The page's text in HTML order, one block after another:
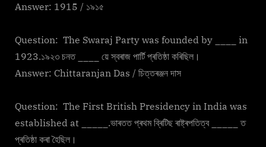
Answer: 1915 / ১৯১৫
Question: The Swaraj Party was founded by ____ in
1923.১৯২৩ চনত ____ য়ে স্বৰাজ পাৰ্টি প্ৰতিষ্ঠা কৰিছিল।
Answer: Chittaranjan Das / চিত্তৰঞ্জন দাস
Question: The First British Presidency in India was
established at _____.ভাৰতত প্ৰথম ব্ৰিটিছ ৰাষ্ট্ৰপতিত্ব _____ ত
প্ৰতিষ্ঠা কৰা হৈছিল।